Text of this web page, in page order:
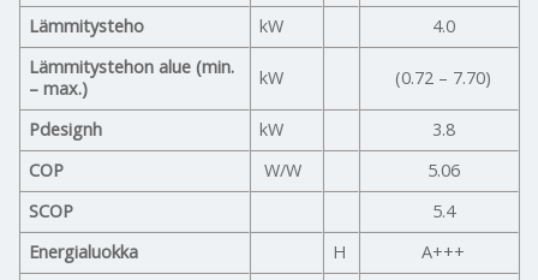
Lämmitysteho kW
4.0
Lämmitystehon alue (min.
– max.)
kW (0.72 – 7.70)
Pdesignh kW
3.8
COP
W/W
5.06
SCOP
5.4
Energialuokka
H
A+++